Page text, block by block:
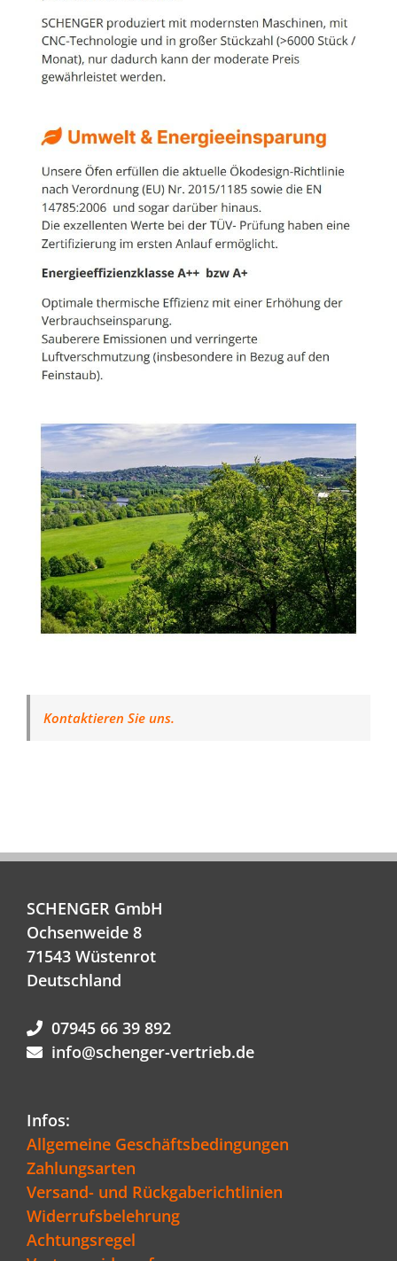
Kontaktieren Sie uns.
SCHENGER GmbH
Ochsenweide 8
71543 Wüstenrot
Deutschland
07945 66 39 892
info@schenger-vertrieb.de
Infos:
Allgemeine Geschäftsbedingungen
Zahlungsarten
Versand- und Rückgaberichtlinien
Widerrufsbelehrung
Achtungsregel